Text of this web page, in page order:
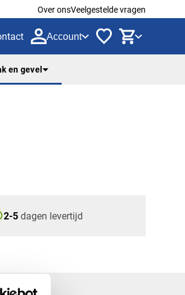
Over onsVeelgestelde vragen
Account
en gevel
2-5 dagen levertijd